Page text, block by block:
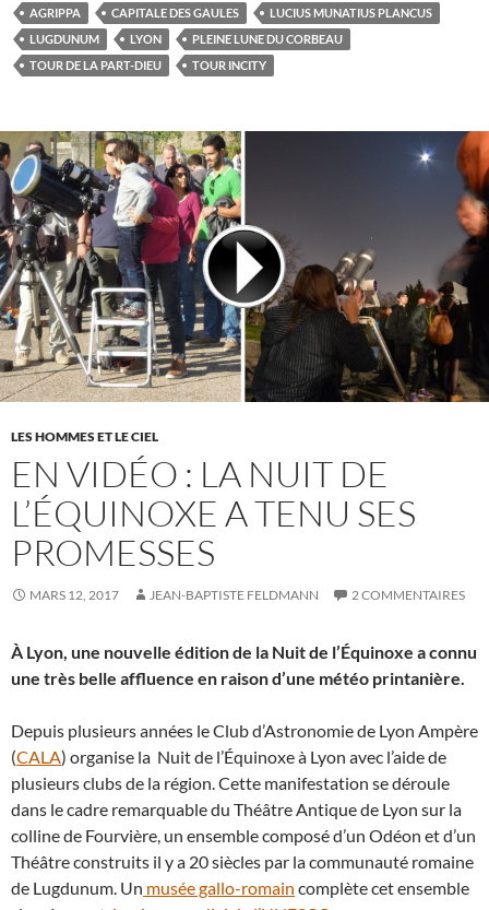
AGRIPPA CAPITALE DES GAULES
LUCIUS MUNATIUS PLANCUS
LUGDUNUM
LYON
PLEINE LUNE DU CORBEAU
TOUR DE LA PART-DIEU
TOUR INCITY
LES HOMMES ET LE CIEL
EN VIDÉO : LA NUIT DE
L’ÉQUINOXE A TENU SES
PROMESSES
MARS 12, 2017 JEAN-BAPTISTE FELDMANN 2 COMMENTAIRES
À Lyon, une nouvelle édition de la Nuit de l’Équinoxe a connu
une très belle affluence en raison d’une météo printanière.
Depuis plusieurs années le Club d’Astronomie de Lyon Ampère
(CALA) organise la Nuit de l’Équinoxe à Lyon avec l’aide de
plusieurs clubs de la région. Cette manifestation se déroule
dans le cadre remarquable du Théâtre Antique de Lyon sur la
colline de Fourvière, un ensemble composé d’un Odéon et d’un
Théâtre construits il y a 20 siècles par la communauté romaine
de Lugdunum. Un musée gallo-romain complète cet ensemble